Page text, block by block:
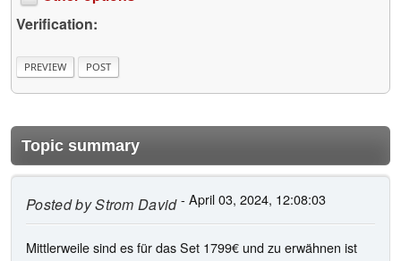
Verification:
Topic summary
Posted byStrom David- April 03, 2024, 12:08:03
Mittlerweile sind es für das Set 1799€ und zu erwähnen ist